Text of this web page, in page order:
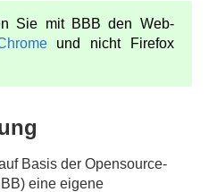
Sie mit BBB den Web-
und nicht Firefox
Basis der Opensource-
eine eigene